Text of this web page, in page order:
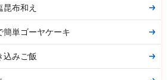
布和え
簡単ゴーヤケーキ
込みご飯